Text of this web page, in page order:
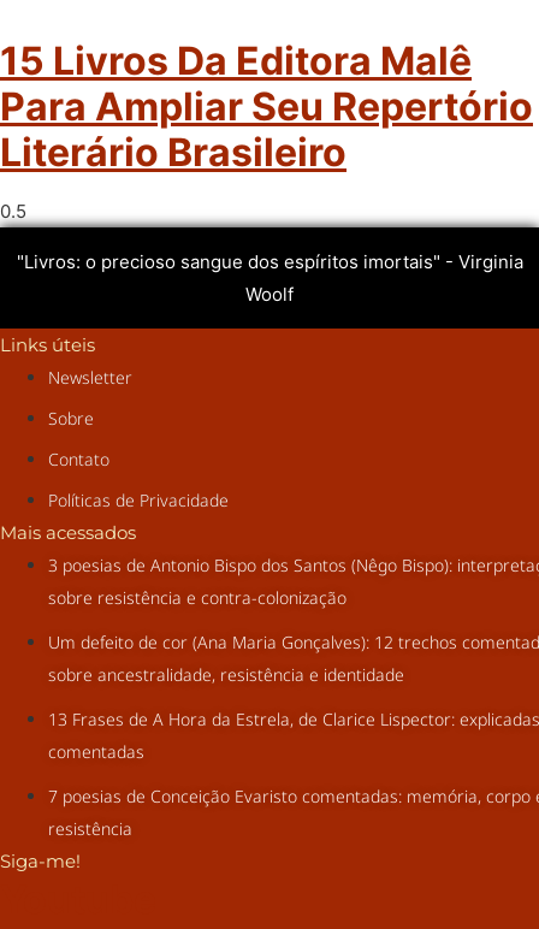
15 Livros Da Editora Malê
Para Ampliar Seu Repertório
Literário Brasileiro
"Livros: o precioso sangue dos espíritos imortais" - Virginia
Woolf
Links úteis
Newsletter
Sobre
Contato
Políticas de Privacidade
Mais acessados
3 poesias de Antonio Bispo dos Santos (Nêgo Bispo):
sobre resistência e contra-colonização
Um defeito de cor (Ana Maria Gonçalves): 12 trechos
sobre ancestralidade, resistência e identidade
13 Frases de A Hora da Estrela, de Clarice Lispector:
comentadas
7 poesias de Conceição Evaristo comentadas: memória, corpo
resistência
Siga-me!